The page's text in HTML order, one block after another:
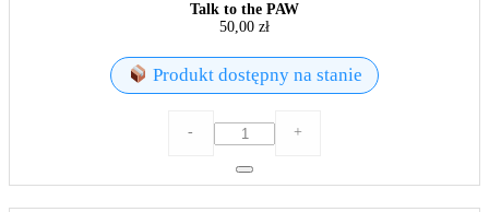
Talk to the PAW
50,00 zł
Produkt dostępny na stanie
-
Talk
the
+